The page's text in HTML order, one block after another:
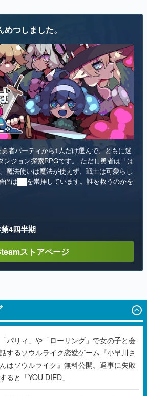
は？
つしました。
勇者パーティから1人だけ選んで、ともに迷
ンジョン探索RPGです。 ただし勇者は「は
魔法使いは魔法が使えず、戦士は可愛らし
侶は██を崇拝しています。誰を救うのかを
4四半期
ストアページ
「パリィ」や「ローリング」で女の子と会
話するソウルライク恋愛ゲーム『小早川さ
んはソウルライク』無料公開。返事に失敗
すると「YOU DIED」